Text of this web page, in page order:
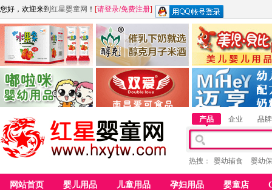
您好，欢迎来到 红星婴童网 ！ [请登录/免费注册]
江西麦嘟嘟食品有限公司
青岛嘟啦咪婴幼儿用品公司
江西醇之客月子米酒 惠州市美儿婴儿用品
湖南迈亨母婴用品有限
产品 企业 品牌
热搜： 婴幼辅食 婴幼
网站首页 婴儿用品 儿童用品 孕妇用品 婴童店